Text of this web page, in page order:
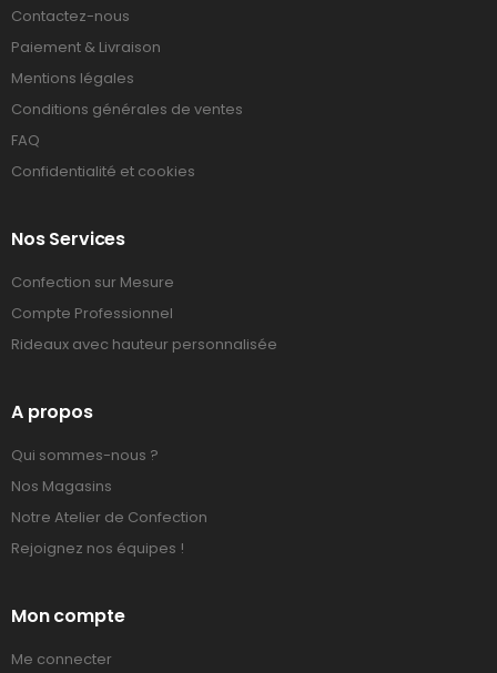
Contactez-nous
Paiement & Livraison
Mentions légales
Conditions générales de ventes
FAQ
Confidentialité et cookies
Nos Services
Confection sur Mesure
Compte Professionnel
Rideaux avec hauteur personnalisée
A propos
Qui sommes-nous ?
Nos Magasins
Notre Atelier de Confection
Rejoignez nos équipes !
Mon compte
Me connecter